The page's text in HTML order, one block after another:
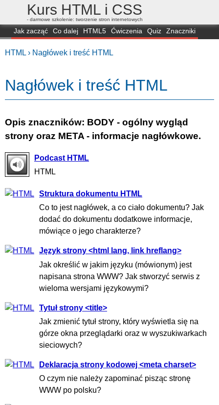
Kurs HTML i CSS
- darmowe szkolenie: tworzenie stron internetowych
Jak zacząć Co dalej HTML5 Ćwiczenia Quiz
Znaczniki
HTML › Nagłówek i treść HTML
Nagłówek i treść HTML
Opis znaczników: BODY - ogólny wygląd
strony oraz META - informacje nagłówkowe.
Podcast HTML
HTML
Struktura dokumentu HTML
Co to jest nagłówek, a co ciało dokumentu? Jak
dodać do dokumentu dodatkowe informacje,
mówiące o jego charakterze?
Język strony <html lang, link hreflang>
Jak określić w jakim języku (mówionym) jest
napisana strona WWW? Jak stworzyć serwis z
wieloma wersjami językowymi?
Tytuł strony <title>
Jak zmienić tytuł strony, który wyświetla się na
górze okna przeglądarki oraz w wyszukiwarkach
sieciowych?
Deklaracja strony kodowej <meta charset>
O czym nie należy zapominać pisząc stronę
WWW po polsku?